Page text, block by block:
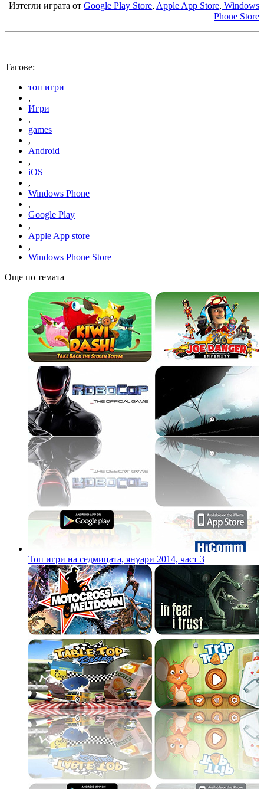
Изтегли играта от Google Play Store, Apple App Store, Windows
Phone Store
Тагове:
топ игри
,
Игри
,
games
,
Android
,
iOS
,
Windows Phone
,
Google Play
,
Apple App store
,
Windows Phone Store
Още по темата
Топ игри на седмицата, януари 2014, част 3